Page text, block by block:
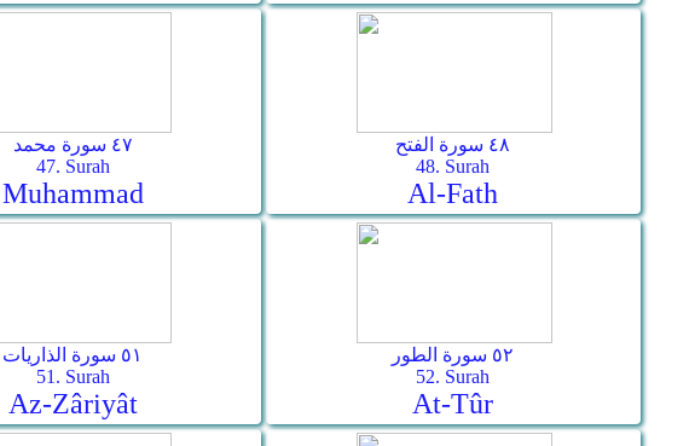
٤٧ سورة محمد
47. Surah
Muhammad
٤٨ سورة الفتح
48. Surah
Al-Fath
٥١ سورة الذاريات
51. Surah
Az-Zâriyât
٥٢ سورة الطور
52. Surah
At-Tûr